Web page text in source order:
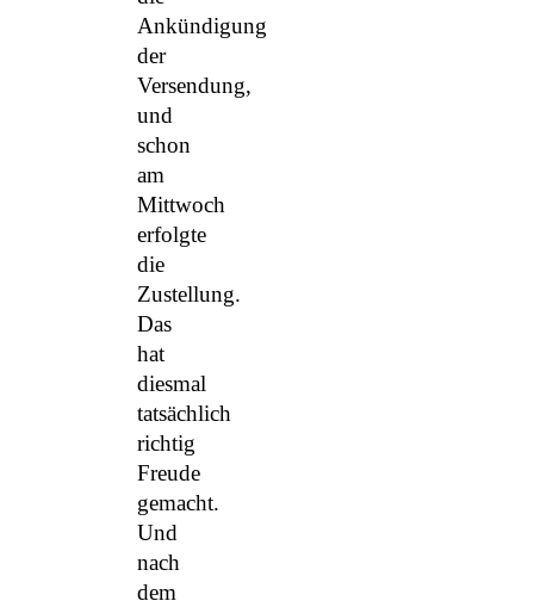
Ankündigung
der
Versendung,
und
schon
am
Mittwoch
erfolgte
die
Zustellung.
Das
hat
diesmal
tatsächlich
richtig
Freude
gemacht.
Und
nach
dem